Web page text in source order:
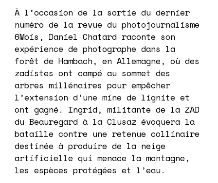
À l’occasion de la sortie du dernier
numéro de la revue du photojournalisme
6Mois, Daniel Chatard raconte son
expérience de photographe dans la
forêt de Hambach, en Allemagne, où des
zadistes ont campé au sommet des
arbres millénaires pour empêcher
l’extension d’une mine de lignite et
ont gagné. Ingrid, militante de la ZAD
du Beauregard à la Clusaz évoquera la
bataille contre une retenue collinaire
destinée à produire de la neige
artificielle qui menace la montagne,
les espèces protégées et l’eau.